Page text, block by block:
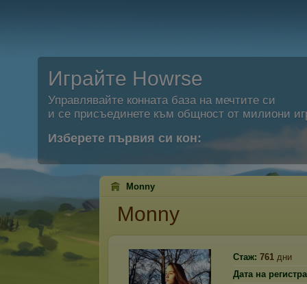
Играйте Howrse
Управлявайте конната база на мечтите си
и се присъединете към общност от милиони
Изберете първия си кон:
Mоnny
Mоnny
Стаж: 761 дни
Дата на